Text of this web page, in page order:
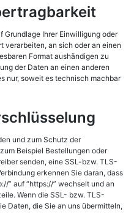
Grundlage Ihrer Einwilligung oder
verarbeiten, an sich oder an einen
Format aushändigen zu
der Daten an einen anderen
nur, soweit es technisch machbar
und zum Schutz der
Beispiel Bestellungen oder
senden, eine SSL-bzw. TLS-
erkennen Sie daran, dass
” auf “https://” wechselt und an
Wenn die SSL- bzw. TLS-
Daten, die Sie an uns übermitteln,